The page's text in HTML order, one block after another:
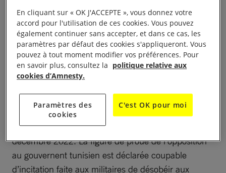
prononcées contre 34 accusé·es poursuivis dans l’«
affaire du complot ».
13 décembre 2023
condamne Chaima Issa à 12 mois de prison avec
sursis, en rapport avec des propos qu’elle a tenu sur
le rôle de l’armée dans les élections législatives de
décembre 2022. La figure de proue de l’opposition
au gouvernent tunisien est déclarée coupable
d’incitation faite aux militaires de désobéir aux
En cliquant sur « OK J'ACCEPTE », vous donnez votre
accord pour l'utilisation de ces cookies. Vous pouvez
également continuer sans accepter, et dans ce cas, les
paramètres par défaut des cookies s'appliqueront. Vous
pouvez à tout moment modifier vos préférences. Pour
en savoir plus, consultez la politique relative aux
cookies d’Amnesty.
Paramètres des
cookies
C'est OK pour moi